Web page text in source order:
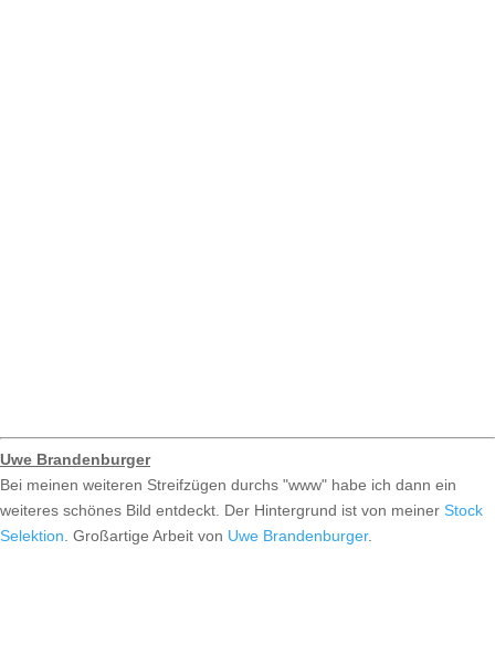
Uwe Brandenburger
Bei meinen weiteren Streifzügen durchs "www" habe ich dann ein
weiteres schönes Bild entdeckt. Der Hintergrund ist von meiner Stock
Selektion . Großartige Arbeit von Uwe Brandenburger.